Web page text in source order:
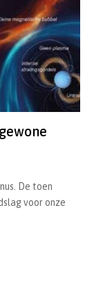
De toen
voor onze